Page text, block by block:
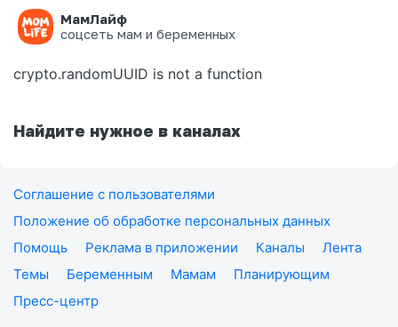
МамЛайф
соцсеть мам и беременных
Ошибка на странице
crypto.randomUUID is not a function
Найдите нужное в каналах
Соглашение с пользователями
Положение об обработке персональных данных
Помощь
Реклама в приложении Каналы
Лента
Темы
Беременным Мамам
Планирующим
Пресс-центр